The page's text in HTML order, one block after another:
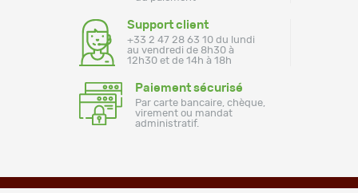
Support client
+33 2 47 28 63 10 du lundi
au vendredi de 8h30 à
12h30 et de 14h à 18h
Paiement sécurisé
Par carte bancaire, chèque,
virement ou mandat
administratif.